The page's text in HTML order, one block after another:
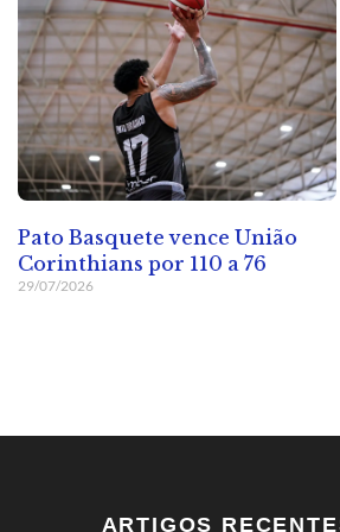
Pato Basquete vence União
Corinthians por 110 a 76
29/07/2026
ARTIGOS